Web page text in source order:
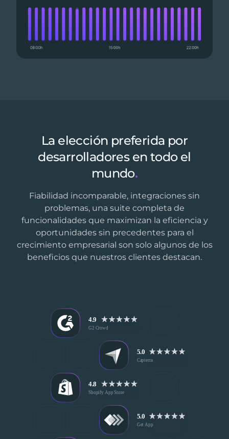
La elección preferida por
desarrolladores en todo el
mundo.
Fiabilidad incomparable, integraciones sin
problemas, una suite completa de
funcionalidades que maximizan la eficiencia y
oportunidades sin precedentes para el
crecimiento empresarial son solo algunos de los
beneficios que nuestros clientes destacan.